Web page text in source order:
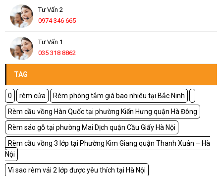
Tư Vấn 2
0974 346 665
Tư Vấn 1
035 318 8862
TAG
0 rèm cửa
Rèm phòng tắm giá bao nhiêu tại Bắc Ninh
Rèm cầu vồng Hàn Quốc tại phường Kiến Hưng quận Hà Đông
Rèm sáo gỗ tại phường Mai Dịch quận Cầu Giấy Hà Nội
Rèm cầu vồng 3 lớp tại Phường Kim Giang quận Thanh Xuân – Hà
Nội
Vì sao rèm vải 2 lớp được yêu thích tại Hà Nội